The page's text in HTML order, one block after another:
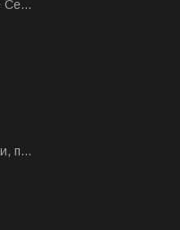
Се…
п…